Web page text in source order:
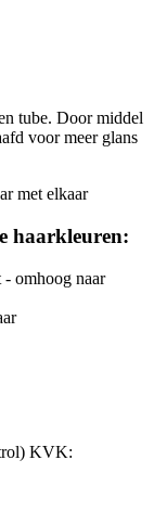
tube. Door middel
voor meer glans
met elkaar
haarkleuren:
- omhoog naar
KVK: